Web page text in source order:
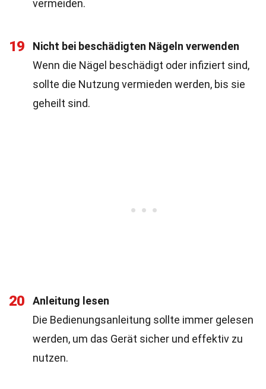
vermeiden.
19
Nicht bei beschädigten Nägeln verwenden
Wenn die Nägel beschädigt oder infiziert sind,
sollte die Nutzung vermieden werden, bis sie
geheilt sind.
20
Anleitung lesen
Die Bedienungsanleitung sollte immer gelesen
werden, um das Gerät sicher und effektiv zu
nutzen.